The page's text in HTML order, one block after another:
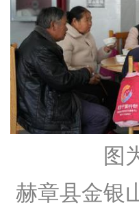
图为
赫章县金银